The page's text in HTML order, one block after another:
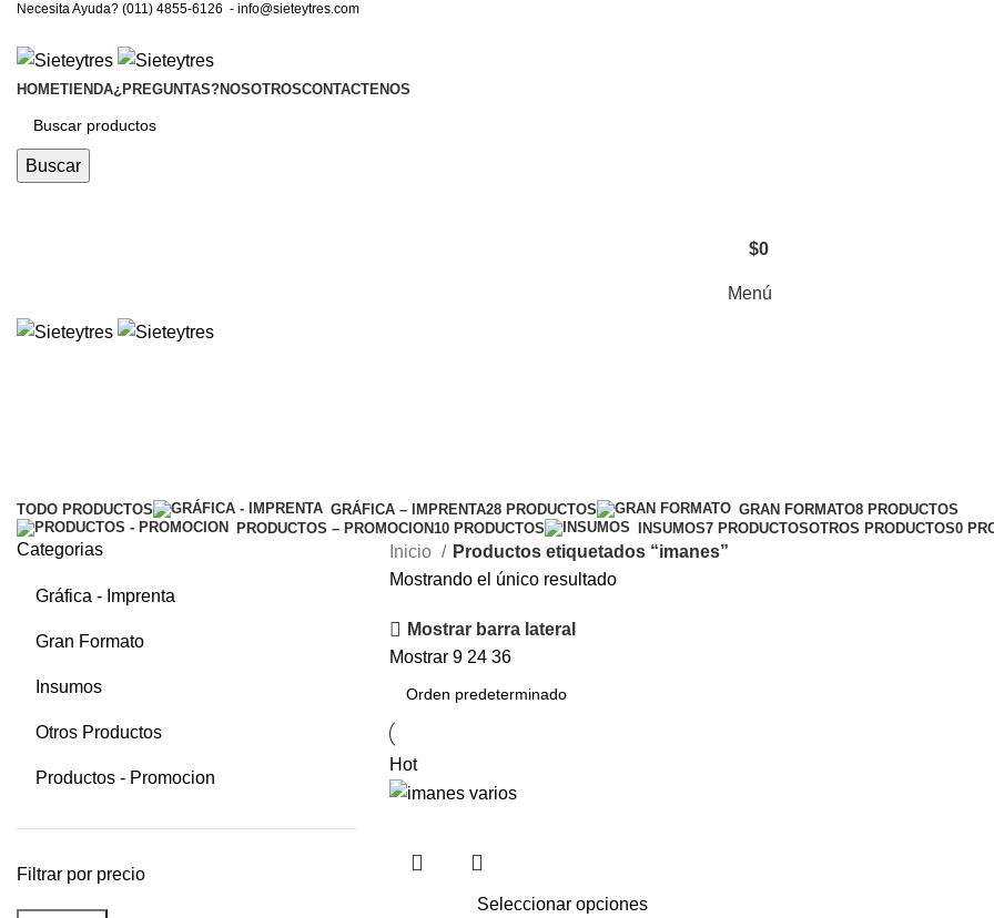
Necesita Ayuda? (011) 4855-6126 - info@sieteytres.com
HOMETIENDA¿PREGUNTAS?NOSOTROSCONTACTENOS
Buscar
$0
Menú
TODO PRODUCTOS GRÁFICA – IMPRENTA28 PRODUCTOS GRAN FORMATO8 PRODUCTOS
PRODUCTOS – PROMOCION10 PRODUCTOS INSUMOS7 PRODUCTOSOTROS PRODUCTOS0
Categorias
Gráfica - Imprenta
Gran Formato
Insumos
Otros Productos
Productos - Promocion
Filtrar por precio
Inicio
Productos etiquetados “imanes”
Mostrando el único resultado
Mostrar barra lateral
Mostrar 9 24 36
Hot
Seleccionar opciones